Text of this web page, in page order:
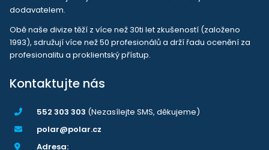
dodavatelem.
Obě naše divize těží z více než 30ti let zkušeností (založeno
1993), sdružují více než 50 profesionálů a drží řadu ocenění za
profesionalitu a proklientský přístup.
Kontaktujte nás
552 303 303 (Nezasílejte SMS, děkujeme)
polar@polar.cz
Adresa: